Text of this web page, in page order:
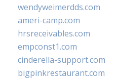
wendyweimerdds.com
ameri-camp.com
hrsreceivables.com
empconst1.com
cinderella-support.com
bigpinkrestaurant.com